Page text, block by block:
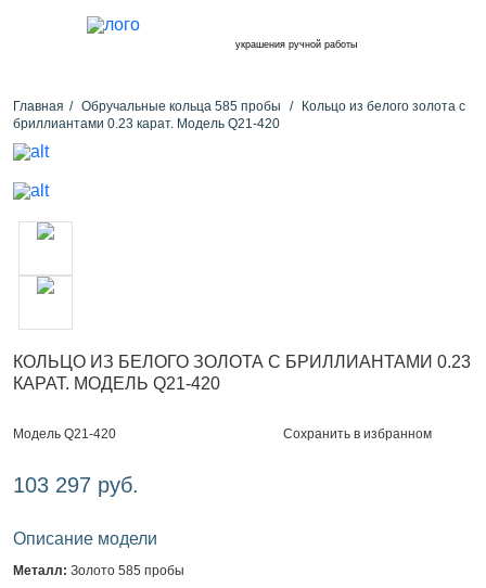
украшения ручной работы
Главная Обручальные кольца 585 пробы
Кольцо из белого золота с
бриллиантами 0.23 карат. Модель Q21-420
КОЛЬЦО ИЗ БЕЛОГО ЗОЛОТА С БРИЛЛИАНТАМИ 0.23
КАРАТ. МОДЕЛЬ Q21-420
Модель Q21-420 Сохранить в избранном
103 297 руб.
Описание модели
Металл: Золото 585 пробы